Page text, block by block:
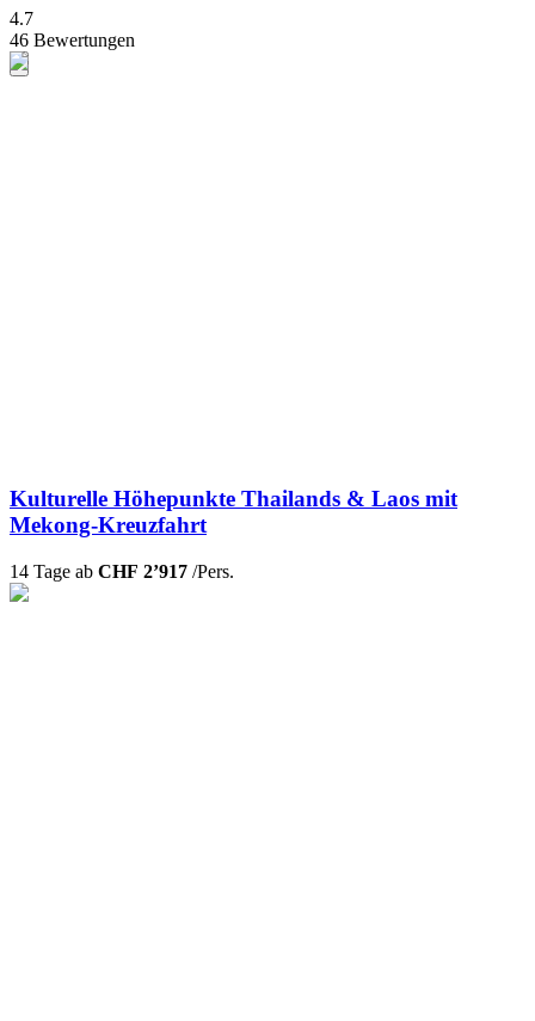
4.7
46 Bewertungen
Kulturelle Höhepunkte Thailands & Laos mit
Mekong-Kreuzfahrt
14 Tage ab CHF 2’917 /Pers.